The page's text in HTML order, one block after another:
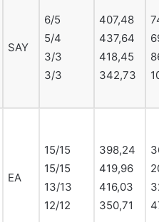
SAY
6/5
5/4
3/3
3/3
407,48
437,64
418,45
342,73
EA
15/15
15/15
13/13
12/12
398,24
419,96
416,03
350,71